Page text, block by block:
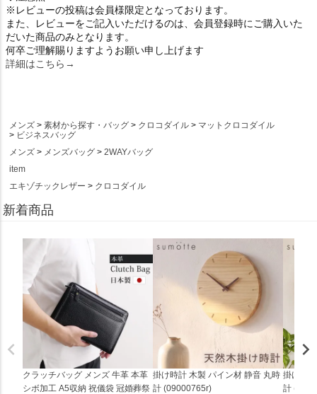
※レビューの投稿は会員様限定となっております。
また、レビューをご記入いただけるのは、会員登録時にご購入いた
だいた商品のみとなります。
何卒ご理解賜りますようお願い申し上げます
詳細はこちら→
メンズ 素材から探す・バッグ クロコダイル
マットクロコダイル
ビジネスバッグ
メンズ
メンズバッグ
2WAYバッグ
item
エキゾチックレザー
クロコダイル
新着商品
クラッチバッグ メンズ 牛革 本革
シボ加工 A5収納 祝儀袋 冠婚葬祭
掛け時計 木製 パイン材 静音 丸時
計 (09000765r)
掛け時
計